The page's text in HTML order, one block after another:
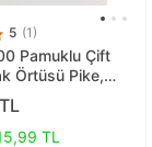
5 (1)
Pamuklu Çift
Örtüsü Pike,
Mint Yeşili
TL